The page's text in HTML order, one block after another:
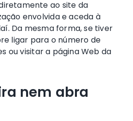
ao site da
envolvida e aceda à
Da mesma forma, se tiver
ligar para o número de
ou visitar a página Web da
nem abra